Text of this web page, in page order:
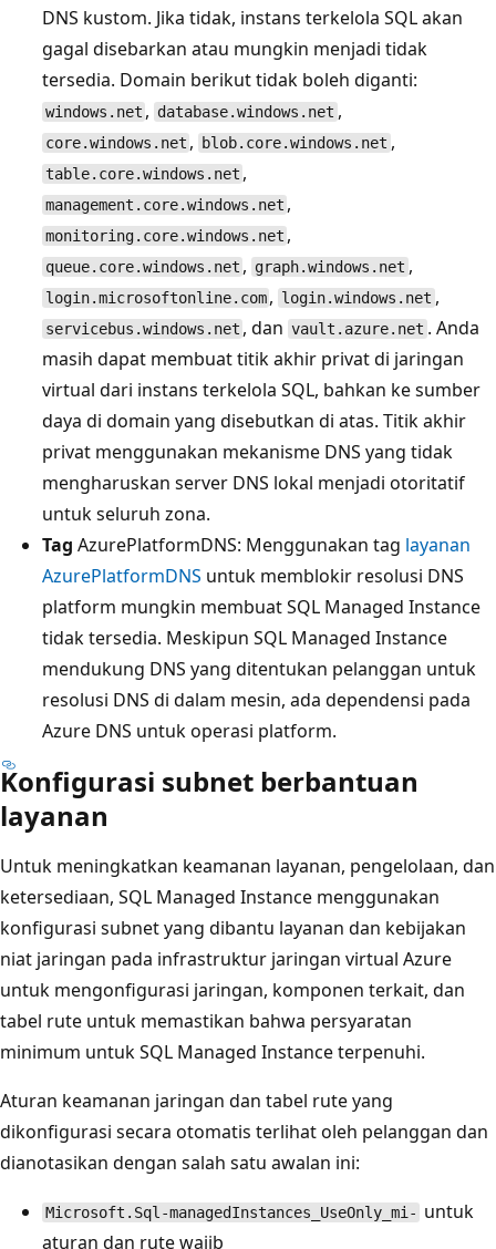
DNS kustom. Jika tidak, instans terkelola SQL akan
gagal disebarkan atau mungkin menjadi tidak
tersedia. Domain berikut tidak boleh diganti:
windows.net , database.windows.net ,
core.windows.net , blob.core.windows.net ,
table.core.windows.net ,
management.core.windows.net ,
monitoring.core.windows.net ,
queue.core.windows.net , graph.windows.net ,
login.microsoftonline.com , login.windows.net ,
servicebus.windows.net , dan vault.azure.net . Anda
masih dapat membuat titik akhir privat di jaringan
virtual dari instans terkelola SQL, bahkan ke sumber
daya di domain yang disebutkan di atas. Titik akhir
privat menggunakan mekanisme DNS yang tidak
mengharuskan server DNS lokal menjadi otoritatif
untuk seluruh zona.
Tag AzurePlatformDNS: Menggunakan tag layanan
AzurePlatformDNS untuk memblokir resolusi DNS
platform mungkin membuat SQL Managed Instance
tidak tersedia. Meskipun SQL Managed Instance
mendukung DNS yang ditentukan pelanggan untuk
resolusi DNS di dalam mesin, ada dependensi pada
Azure DNS untuk operasi platform.
Konfigurasi subnet berbantuan
layanan
Untuk meningkatkan keamanan layanan, pengelolaan, dan
ketersediaan, SQL Managed Instance menggunakan
konfigurasi subnet yang dibantu layanan dan kebijakan
niat jaringan pada infrastruktur jaringan virtual Azure
untuk mengonfigurasi jaringan, komponen terkait, dan
tabel rute untuk memastikan bahwa persyaratan
minimum untuk SQL Managed Instance terpenuhi.
Aturan keamanan jaringan dan tabel rute yang
dikonfigurasi secara otomatis terlihat oleh pelanggan dan
dianotasikan dengan salah satu awalan ini:
Microsoft.Sql-managedInstances_UseOnly_mi- untuk
aturan dan rute wajib